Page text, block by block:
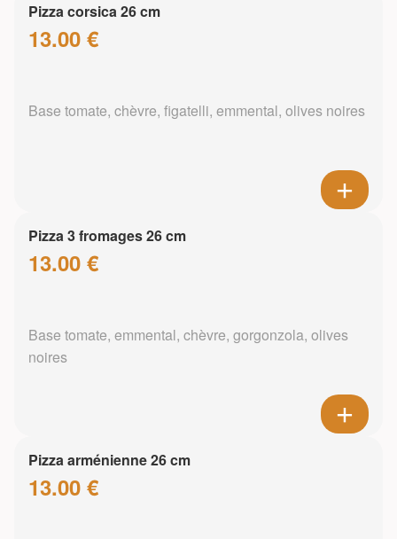
Pizza corsica 26 cm
13.00 €
Base tomate, chèvre, figatelli, emmental, olives noires
Pizza 3 fromages 26 cm
13.00 €
Base tomate, emmental, chèvre, gorgonzola, olives
noires
Pizza arménienne 26 cm
13.00 €